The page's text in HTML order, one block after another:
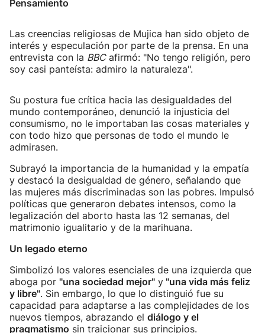
Pensamiento
Las creencias religiosas de Mujica han sido objeto de
interés y especulación por parte de la prensa. En una
entrevista con la BBCafirmó: "No tengo religión, pero
soy casi panteísta: admiro la naturaleza".
Su postura fue crítica hacia las desigualdades del
mundo contemporáneo, denunció la injusticia del
consumismo, no le importaban las cosas materiales y
con todo hizo que personas de todo el mundo le
admirasen.
Subrayó la importancia de la humanidad y la empatía
y destacó la desigualdad de género, señalando que
las mujeres más discriminadas son las pobres. Impulsó
políticas que generaron debates intensos, como la
legalización del aborto hasta las 12 semanas, del
matrimonio igualitario y de la marihuana.
Un legado eterno
Simbolizó los valores esenciales de una izquierda que
aboga por "una sociedad mejor" y "una vida más feliz
y libre". Sin embargo, lo que lo distinguió fue su
capacidad para adaptarse a las complejidades de los
nuevos tiempos, abrazando el diálogo y el
pragmatismo sin traicionar sus principios.